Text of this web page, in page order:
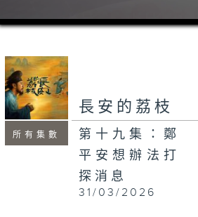
所有集數
長安的荔枝
第十九集：鄭
平安想辦法打
探消息
31/03/2026